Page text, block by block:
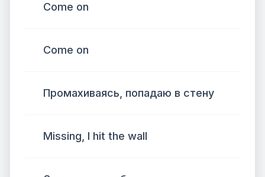
Come on
Come on
Промахиваясь, попадаю в стену
Missing, I hit the wall